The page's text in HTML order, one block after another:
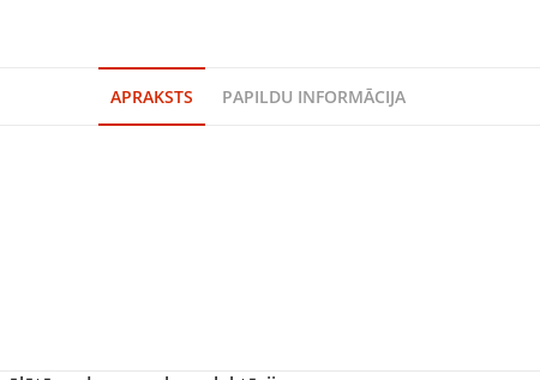
APRAKSTS PAPILDU INFORMĀCIJA